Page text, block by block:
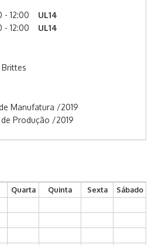
- 12:00
UL14
- 12:00
UL14
Brittes
Manufatura /2019
Produção /2019
Quarta Quinta Sexta
Sábado